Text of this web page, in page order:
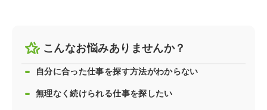
こんなお悩みありませんか？
自分に合った仕事を探す方法がわからない
無理なく続けられる仕事を探したい